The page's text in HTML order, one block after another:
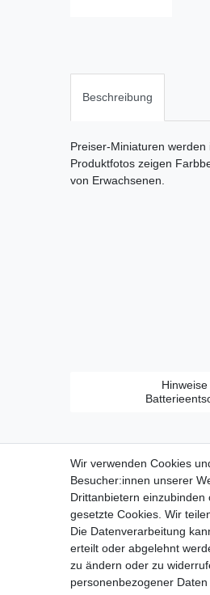
Beschreibung
Preiser-Miniaturen
Produktfotos zeigen
von Erwachsenen.
Zahlungsarten:
Wir verwenden Cookies
Besucher:innen unserer
Drittanbietern
gesetzte Cookies. Wir
Die Datenverarbeitung
erteilt oder abgelehnt
zu ändern oder zu
personenbezogener